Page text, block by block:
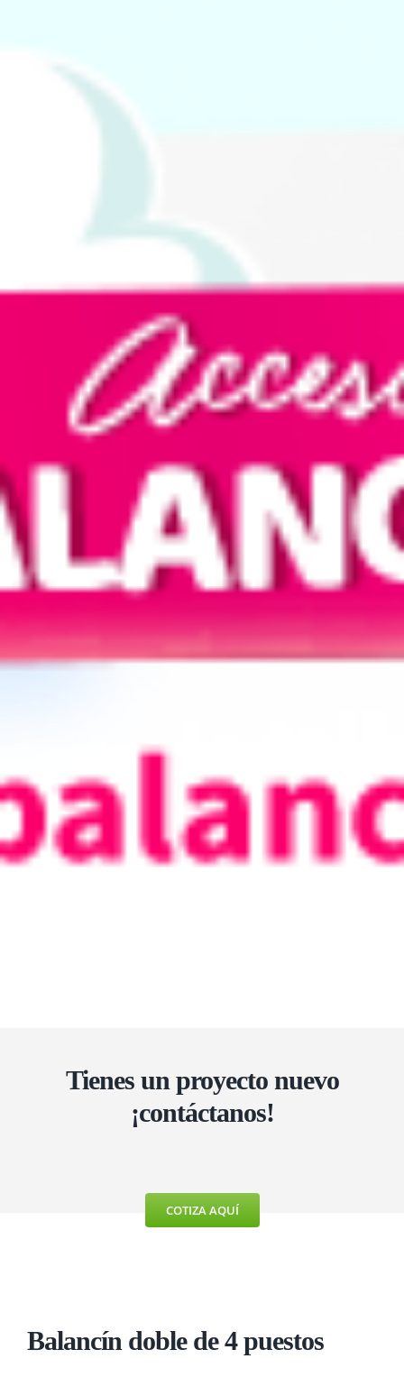
Tienes un proyecto nuevo
¡contáctanos!
COTIZA AQUÍ
Balancín doblede 4 puestos